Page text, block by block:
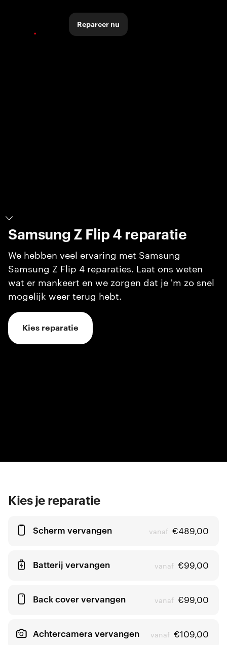
Repareer nu
Samsung Z Flip 4 reparatie
We hebben veel ervaring met Samsung
Samsung Z Flip 4 reparaties. Laat ons weten
wat er mankeert en we zorgen dat je 'm zo snel
mogelijk weer terug hebt.
Kies reparatie
Kies je reparatie
Scherm vervangen vanaf €489,00
Batterij vervangen vanaf €99,00
Back cover vervangen vanaf €99,00
Achtercamera vervangen vanaf €109,00